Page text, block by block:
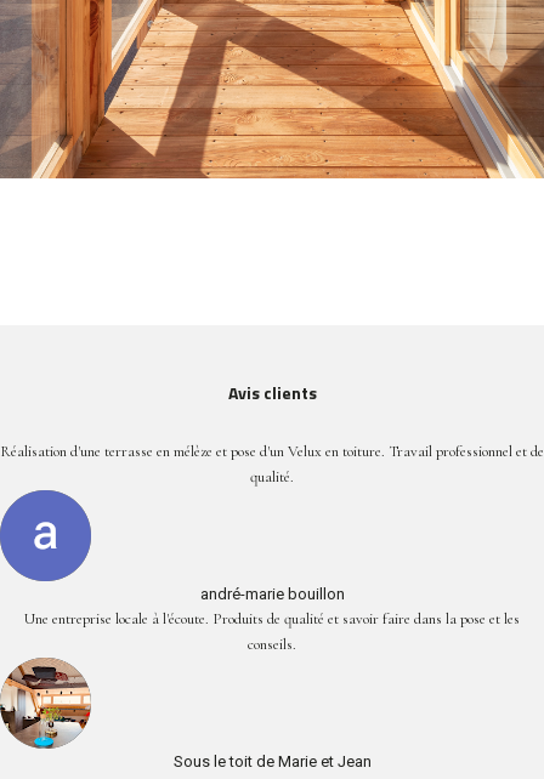
Avis clients
Réalisation d'une terrasse en mélèze et pose d'un Velux en toiture. Travail professionnel et de
qualité.
andré-marie bouillon
Une entreprise locale à l'écoute. Produits de qualité et savoir faire dans la pose et les
conseils.
Sous le toit de Marie et Jean